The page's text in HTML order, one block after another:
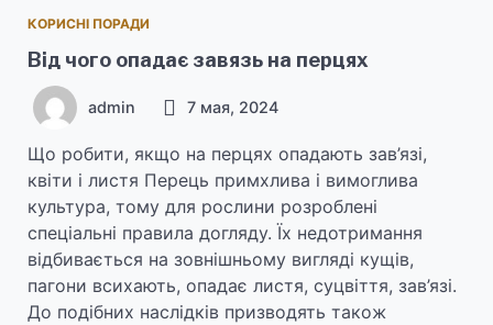
КОРИСНІ ПОРАДИ
Від чого опадає завязь на перцях
admin 7 мая, 2024
Що робити, якщо на перцях опадають зав’язі,
квіти і листя Перець примхлива і вимоглива
культура, тому для рослини розроблені
спеціальні правила догляду. Їх недотримання
відбивається на зовнішньому вигляді кущів,
пагони всихають, опадає листя, суцвіття, зав’язі.
До подібних наслідків призводять також